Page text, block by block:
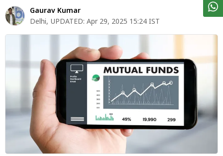
शेयर
बिजनेस
न्यूज
वीडियो
म्यूचुअल
फंड
Gaurav Kumar
Delhi, UPDATED: Apr 29, 2025 15:24 IST